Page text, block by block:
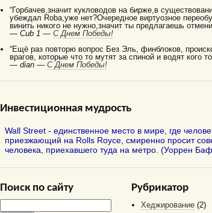
“Горбачев,значит кукловодов на бирже,в
убеждал Robа,уже нет?Очередное виртуозное
винить никого не нужно,значит ты предлагаешь
—Cub 1 —C Днем Победы!
“Ещё раз повторю вопрос Без Эль, финблоков,
врагов, которые что то мутят за спиной и водят кого
—dian —C Днем Победы!
Инвестиционная мудрость
Wall Street - единственное место в мире, где
приезжающий на Rolls Royce, смиренно просит
человека, приехавшего туда на метро. (Уоррен
Поиск по сайту Рубрикатор
Хеджирование (2)